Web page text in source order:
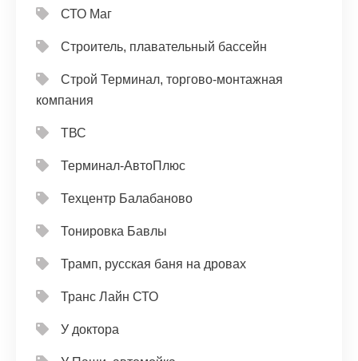
СТО Маг
Строитель, плавательный бассейн
Строй Терминал, торгово-монтажная
компания
ТВС
Терминал-АвтоПлюс
Техцентр Балабаново
Тонировка Бавлы
Трамп, русская баня на дровах
Транс Лайн СТО
У доктора